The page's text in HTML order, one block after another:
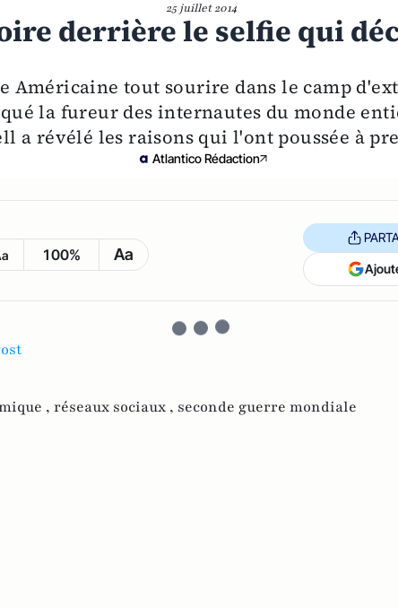
25 juillet 2014
derrière le selfie qui
Américaine tout sourire dans le camp
la fureur des internautes du monde
a révélé les raisons qui l'ont poussée à
Atlantico Rédaction
100% Aa
, réseaux sociaux , seconde guerre mondiale